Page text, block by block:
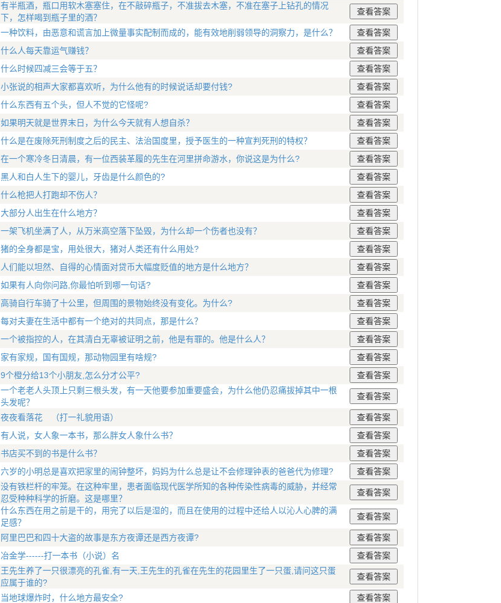
有半瓶酒，瓶口用软木塞塞住，在不敲碎瓶子，不准拔去木塞，不准在塞子上钻孔的情况
下，怎样喝到瓶子里的酒？
一种饮料，由恶意和谎言加上微量事实配制而成的，能有效地削弱领导的洞察力，是什么？
什么人每天靠运气赚钱？
什么时候四减三会等于五？
小张说的相声大家都喜欢听，为什么他有的时候说话却要付钱?
什么东西有五个头，但人不觉的它怪呢?
如果明天就是世界末日，为什么今天就有人想自杀？
什么是在废除死刑制度之后的民主、法治国度里，授予医生的一种宣判死刑的特权？
在一个寒冷冬日清晨，有一位西装革履的先生在河里拼命游水，你说这是为什么?
黑人和白人生下的婴儿，牙齿是什么颜色的?
什么枪把人打跑却不伤人？
大部分人出生在什么地方？
一架飞机坐满了人，从万米高空落下坠毁，为什么却一个伤者也没有？
猪的全身都是宝，用处很大，猪对人类还有什么用处?
人们能以坦然、自得的心情面对贷币大幅度贬值的地方是什么地方？
如果有人向你问路,你最怕听到哪一句话?
高骑自行车骑了十公里，但周围的景物始终没有变化。为什么?
每对夫妻在生活中都有一个绝对的共同点，那是什么？
一个被指控的人，在其清白无辜被证明之前，他是有罪的。他是什么人？
家有家规，国有国规，那动物园里有啥规?
9个橙分给13个小朋友,怎么分才公平?
一个老老人头顶上只剩三根头发，有一天他要参加重要盛会，为什么他仍忍痛拔掉其中一根
头发呢？
夜夜看落花 （打一礼貌用语）
有人说，女人象一本书，那么胖女人象什么书？
书店买不到的书是什么书？
六岁的小明总是喜欢把家里的闹钟整坏，妈妈为什么总是让不会修理钟表的爸爸代为修理?
没有铁栏杆的牢笼。在这种牢里，患者面临现代医学所知的各种传染性病毒的威胁，并经常
忍受种种科学的折磨。这是哪里？
什么东西在用之前是干的，用完了以后是湿的，而且在使用的过程中还给人以沁人心脾的满
足感？
阿里巴巴和四十大盗的故事是东方夜谭还是西方夜谭?
冶金学------打一本书（小说）名
王先生养了一只很漂亮的孔雀,有一天,王先生的孔雀在先生的花园里生了一只蛋,请问这只蛋
应属于谁的?
当地球爆炸时，什么地方最安全?